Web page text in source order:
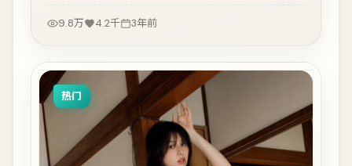
9.8万 4.2千 3年前
热门